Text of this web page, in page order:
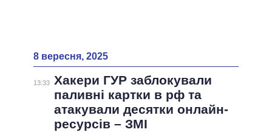
8 вересня, 2025
13:33 Хакери ГУР заблокували
паливні картки в рф та
атакували десятки онлайн-
ресурсів – ЗМI